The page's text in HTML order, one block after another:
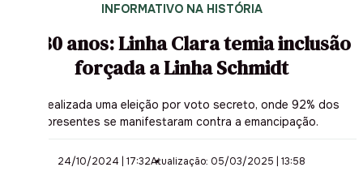
INFORMATIVO NA HISTÓRIA
Há 30 anos: Linha Clara temia inclusão
forçada a Linha Schmidt
Foi realizada uma eleição por voto secreto, onde 92% dos
presentes se manifestaram contra a emancipação.
24/10/2024 | 17:32Atualização: 05/03/2025 | 13:58